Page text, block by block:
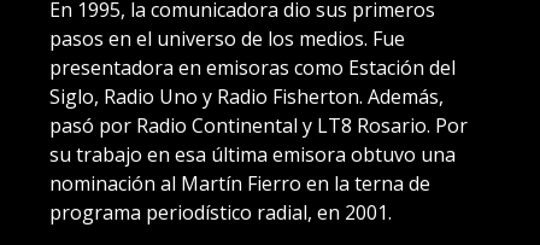
En 1995, la comunicadora dio sus primeros
pasos en el universo de los medios. Fue
presentadora en emisoras como Estación del
Siglo, Radio Uno y Radio Fisherton. Además,
pasó por Radio Continental y LT8 Rosario. Por
su trabajo en esa última emisora obtuvo una
nominación al Martín Fierro en la terna de
programa periodístico radial, en 2001.